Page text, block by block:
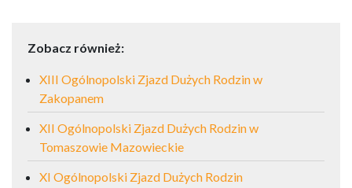
Zobacz również:
XIII Ogólnopolski Zjazd Dużych Rodzin w
Zakopanem
XII Ogólnopolski Zjazd Dużych Rodzin w
Tomaszowie Mazowieckie
XI Ogólnopolski Zjazd Dużych Rodzin